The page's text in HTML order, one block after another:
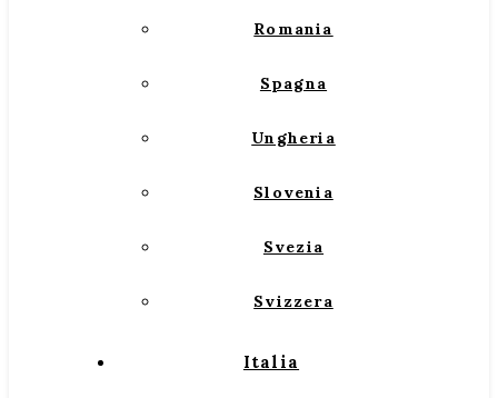
Romania
Spagna
Ungheria
Slovenia
Svezia
Svizzera
Italia